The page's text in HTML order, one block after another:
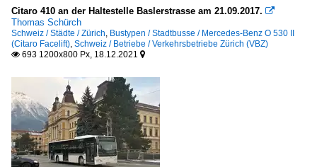
Citaro 410 an der Haltestelle Baslerstrasse am 21.09.2017. 
Thomas Schürch
Schweiz / Städte / Zürich, Bustypen / Stadtbusse / Mercedes-Benz O 530 II
(Citaro Facelift), Schweiz / Betriebe / Verkehrsbetriebe Zürich (VBZ)
 693 1200x800 Px, 18.12.2021 